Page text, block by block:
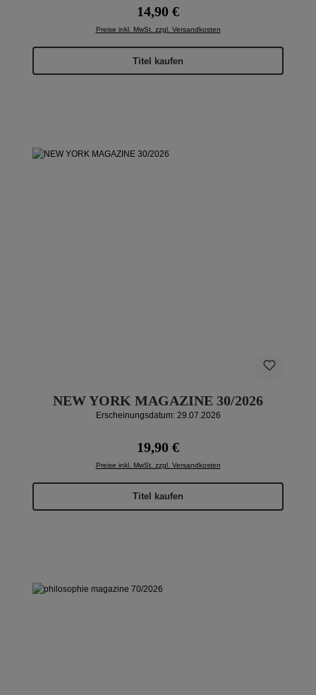
Regulärer Preis:
14,90 €
Preise inkl. MwSt. zzgl. Versandkosten
Titel kaufen
NEW YORK MAGAZINE 30/2026
Erscheinungsdatum: 29.07.2026
Regulärer Preis:
19,90 €
Preise inkl. MwSt. zzgl. Versandkosten
Titel kaufen